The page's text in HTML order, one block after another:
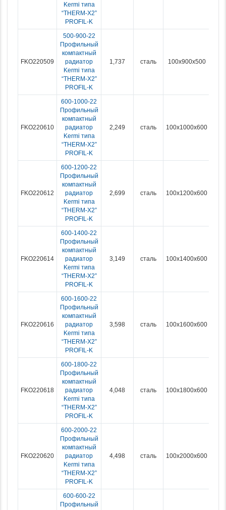
Kermi типа
“THERM-X2”
PROFIL-K
FKO220509
500-900-22
Профильный
компактный
радиатор
Kermi типа
“THERM-X2”
PROFIL-K
1,737 сталь 100x900x500
FKO220610
600-1000-22
Профильный
компактный
радиатор
Kermi типа
“THERM-X2”
PROFIL-K
2,249 сталь 100x1000x600
FKO220612
600-1200-22
Профильный
компактный
радиатор
Kermi типа
“THERM-X2”
PROFIL-K
2,699 сталь 100x1200x600
FKO220614
600-1400-22
Профильный
компактный
радиатор
Kermi типа
“THERM-X2”
PROFIL-K
3,149 сталь 100x1400x600
FKO220616
600-1600-22
Профильный
компактный
радиатор
Kermi типа
“THERM-X2”
PROFIL-K
3,598 сталь 100x1600x600
FKO220618
600-1800-22
Профильный
компактный
радиатор
Kermi типа
“THERM-X2”
PROFIL-K
4,048 сталь 100x1800x600
FKO220620
600-2000-22
Профильный
компактный
радиатор
Kermi типа
“THERM-X2”
PROFIL-K
4,498 сталь 100x2000x600
600-600-22
Профильный